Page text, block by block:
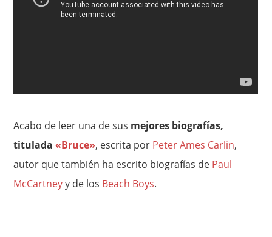
Acabo de leer una de sus mejores biografías,
titulada«Bruce», escrita por Peter Ames Carlin,
autor que también ha escrito biografías de Paul
McCartneyy de losBeach Boys.